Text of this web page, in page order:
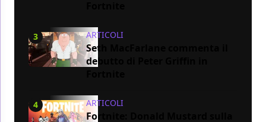
3 ARTICOLI
Seth MacFarlane commenta il
debutto di Peter Griffin in
4 ARTICOLI
Fortnite: Donald Mustard sulla